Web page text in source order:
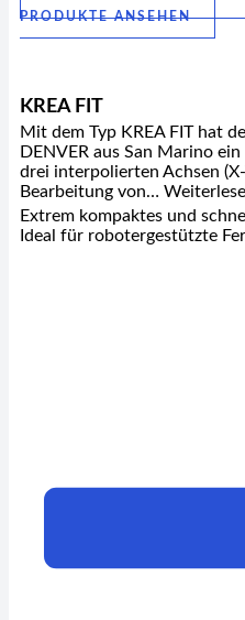
PRODUKTE ANSEHEN
KREA FIT
Mit dem Typ KREA FIT hat
DENVER aus San Marino
drei interpolierten Achsen
Bearbeitung von…
Extrem kompaktes und
Ideal für robotergestützte